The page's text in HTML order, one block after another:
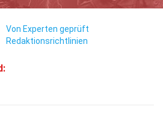
Von Experten geprüft
Redaktionsrichtlinien